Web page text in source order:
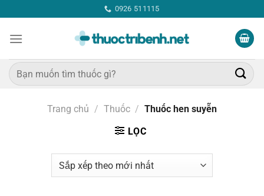
qua
nội
0926 511115
Tìm
kiếm:
Trang chủ / Thuốc / Thuốc hen suyễn
LỌC